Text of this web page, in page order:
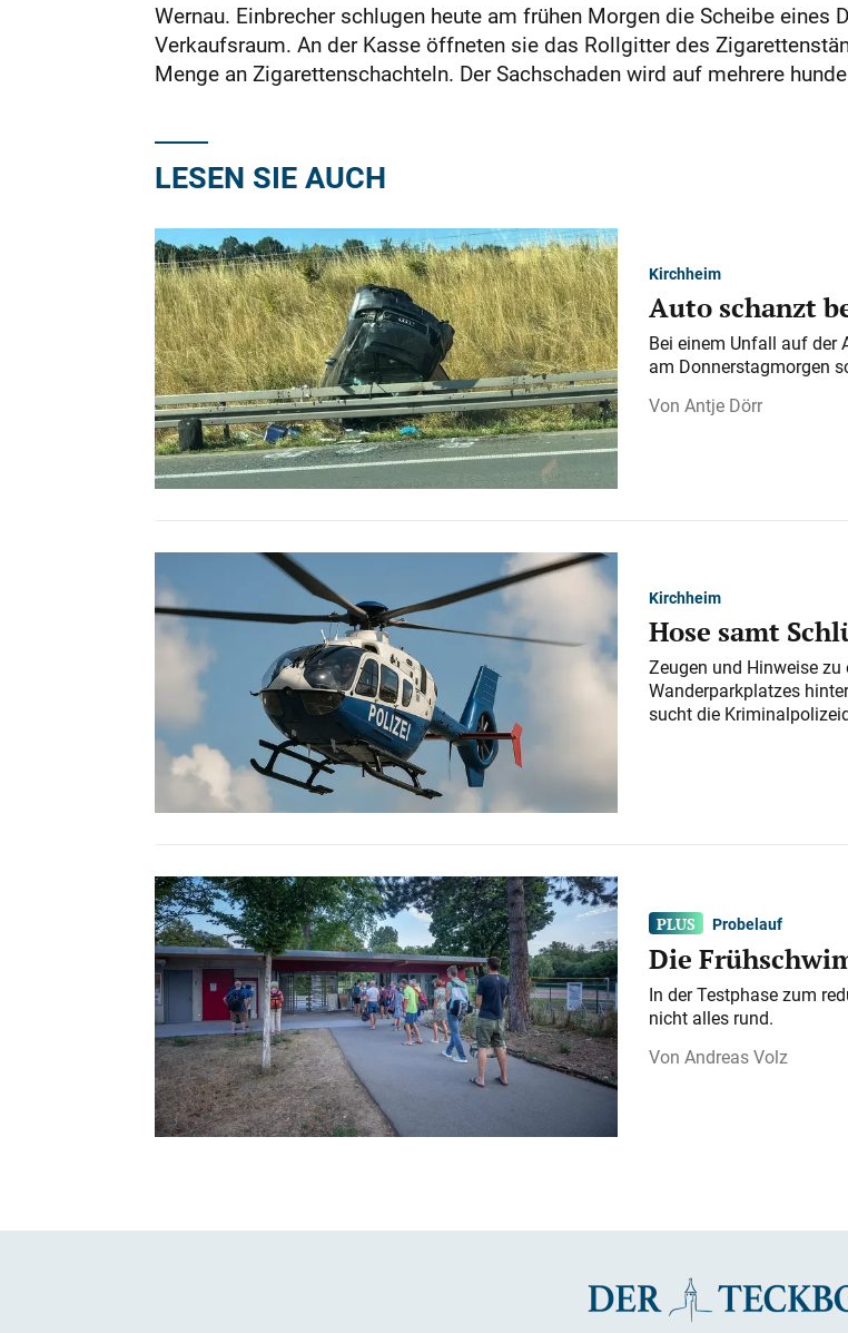
Wernau. Einbrecher schlugen heute am frühen Morgen die Scheibe eines
Verkaufsraum. An der Kasse öffneten sie das Rollgitter des
Menge an Zigarettenschachteln. Der Sachschaden wird auf mehrere
LESEN SIE AUCH
Kirchheim
Auto schanzt
Bei einem Unfall auf der
am Donnerstagmorgen
Antje Dörr
Kirchheim
Hose samt
Zeugen und Hinweise
Wanderparkplatzes
sucht die
Probelauf
Die
In der Testphase zum
nicht alles rund.
Andreas Volz